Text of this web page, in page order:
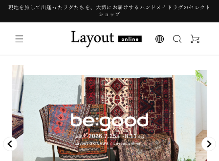
ンツに
現地を旅して出逢ったラグたちを、大切にお届けするハンドメイドラグのセレクト
ショップ
ー
be:good Summer Collection
気にな